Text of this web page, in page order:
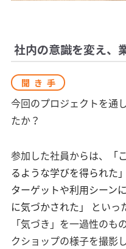
社内の意識を変え、
聞き手
今回のプロジェクトを通
たか？
参加した社員からは、
るような学びを得られた
ターゲットや利用シーン
に気づかされた」
といっ
「気づき」を一過性の
クショップの様子を撮影